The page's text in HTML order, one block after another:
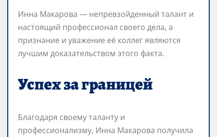
Инна Макарова — непревзойденный талант и
настоящий профессионал своего дела, а
признание и уважение её коллег являются
лучшим доказательством этого факта.
Успех за границей
Благодаря своему таланту и
профессионализму, Инна Макарова получила